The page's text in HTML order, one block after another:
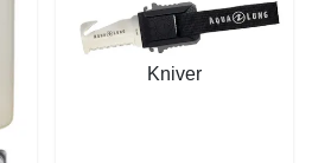
Kniver